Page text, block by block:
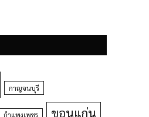
กาญจนบุรี
กำแพงเพชร ขอนแก่น